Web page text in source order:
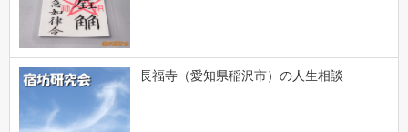
長福寺（愛知県稲沢市）の人生相談